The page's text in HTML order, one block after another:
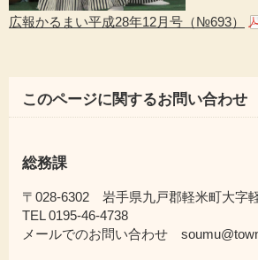
広報かるまい平成28年12月号（№693）
このページに関するお問い合わせ
総務課
〒028-6302 岩手県九戸郡軽米町大字
TEL 0195-46-4738
メールでのお問い合わせ